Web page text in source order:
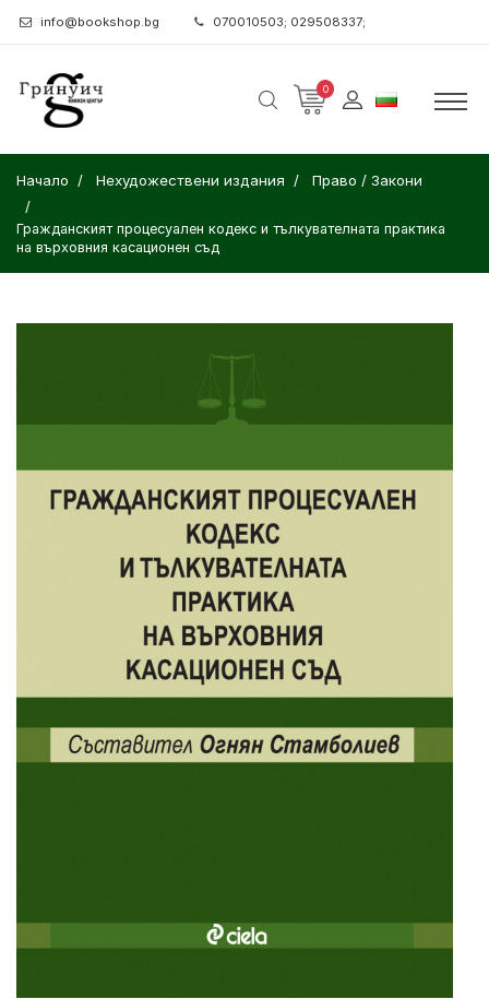
info@bookshop.bg 070010503; 029508337;
0
Начало Нехудожествени издания Право / Закони
Гражданският процесуален кодекс и тълкувателната практика
на върховния касационен съд